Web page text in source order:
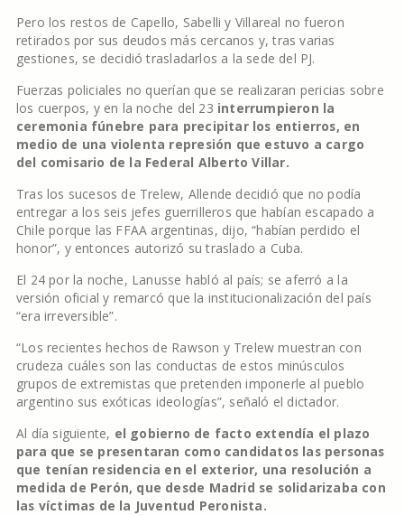
Pero los restos de Capello, Sabelli y Villareal no fueron
retirados por sus deudos más cercanos y, tras varias
gestiones, se decidió trasladarlos a la sede del PJ.
Fuerzas policiales no querían que se realizaran pericias sobre
los cuerpos, y en la noche del 23 interrumpieron la
ceremonia fúnebre para precipitar los entierros, en
medio de una violenta represión que estuvo a cargo
del comisario de la Federal Alberto Villar.
Tras los sucesos de Trelew, Allende decidió que no podía
entregar a los seis jefes guerrilleros que habían escapado a
Chile porque las FFAA argentinas, dijo, “habían perdido el
honor”, y entonces autorizó su traslado a Cuba.
El 24 por la noche, Lanusse habló al país; se aferró a la
versión oficial y remarcó que la institucionalización del país
“era irreversible”.
“Los recientes hechos de Rawson y Trelew muestran con
crudeza cuáles son las conductas de estos minúsculos
grupos de extremistas que pretenden imponerle al pueblo
argentino sus exóticas ideologías”, señaló el dictador.
Al día siguiente, el gobierno de facto extendía el plazo
para que se presentaran como candidatos las personas
que tenían residencia en el exterior, una resolución a
medida de Perón, que desde Madrid se solidarizaba con
las víctimas de la Juventud Peronista.